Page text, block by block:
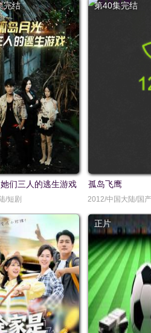
完结
们三人的逃生游戏
/短剧
第40集完结
孤岛飞鹰
2012/中国大陆/国
正片